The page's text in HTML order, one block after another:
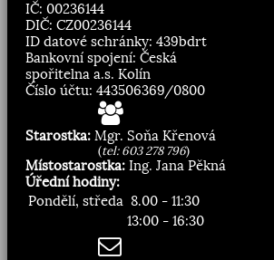
IČ: 00236144
DIČ: CZ00236144
ID datové schránky: 439bdrt
Bankovní spojení: Česká
spořitelna a.s. Kolín
Číslo účtu: 443506369/0800
Starostka: Mgr. Soňa Křenová
(tel: 603 278 796)
Místostarostka: Ing. Jana Pěkná
Úřední hodiny:
Pondělí, středa 8.00 - 11:30
13:00 - 16:30